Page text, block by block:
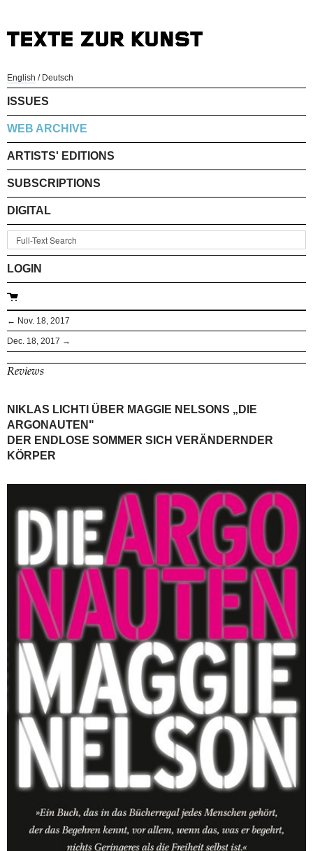
English / Deutsch
ISSUES
WEB ARCHIVE
ARTISTS' EDITIONS
SUBSCRIPTIONS
DIGITAL
LOGIN
← Nov. 18, 2017
Dec. 18, 2017 →
Reviews
NIKLAS LICHTI ÜBER MAGGIE NELSONS „DIE
ARGONAUTEN"
DER ENDLOSE SOMMER SICH VERÄNDERNDER
KÖRPER